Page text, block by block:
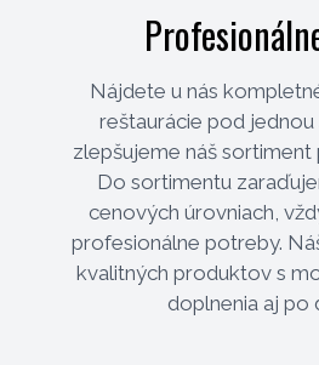
Nájdete u nás
reštaurácie pod
zlepšujeme náš
Do sortimentu
cenových úrovniach,
profesionálne potreby.
kvalitných produktov s
doplnenia aj po